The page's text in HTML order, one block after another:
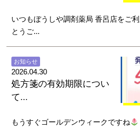
いつもぼうしや調剤薬局 香呂店をご
とうご...
2026.04.30
お知らせ
処方箋の有効期限につい
て...
もうすぐゴールデンウィークですね